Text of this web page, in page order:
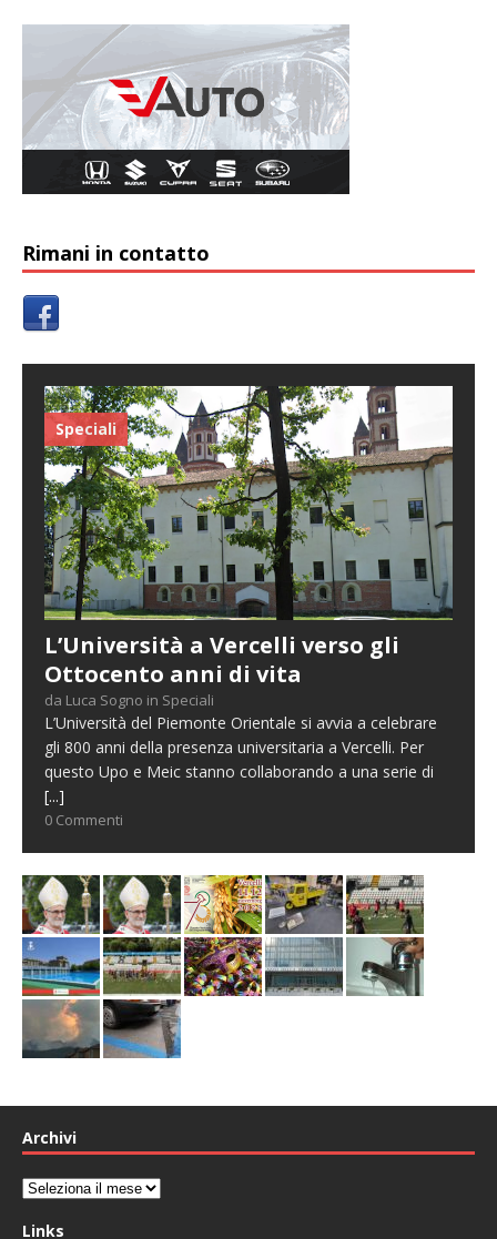
Rimani in contatto
Speciali
L’Università a Vercelli verso gli
Ottocento anni di vita
da Luca Sogno in Speciali
L’Università del Piemonte Orientale si avvia a celebrare
gli 800 anni della presenza universitaria a Vercelli. Per
questo Upo e Meic stanno collaborando a una serie di
[...]
0 Commenti
Archivi
Archivi
Links